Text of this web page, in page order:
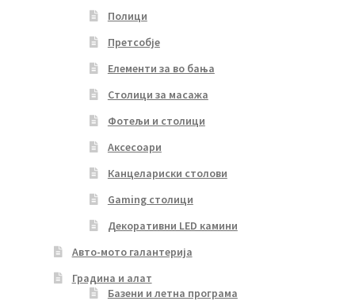
Полици
Претсобје
Елементи за во бања
Столици за масажа
Фотељи и столици
Аксесоари
Канцелариски столови
Gaming столици
Декоративни LED камини
Авто-мото галантерија
Градина и алат
Базени и летна програма